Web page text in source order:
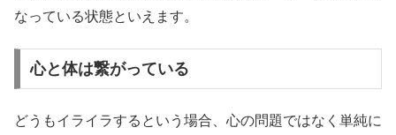
なっている状態といえます。
心と体は繋がっている
どうもイライラするという場合、心の問題ではなく単純に